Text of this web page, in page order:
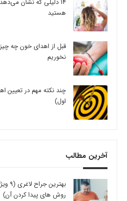
14 دلیلی که نشان
هستید
قبل از اهدای خون چه
نخوریم
چند نکته مهم در
اول)
آخرین مطالب
روش های پیدا کردن آن)